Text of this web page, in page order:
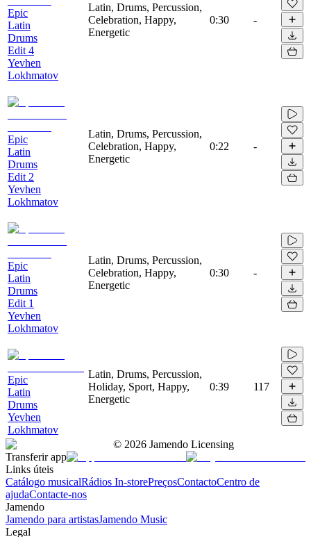
Epic
Latin
Drums
Edit 4
Yevhen
Lokhmatov
Latin, Drums, Percussion,
Celebration, Happy,
Energetic
0:30 -
Epic
Latin
Drums
Edit 2
Yevhen
Lokhmatov
Latin, Drums, Percussion,
Celebration, Happy,
Energetic
0:22 -
Epic
Latin
Drums
Edit 1
Yevhen
Lokhmatov
Latin, Drums, Percussion,
Celebration, Happy,
Energetic
0:30 -
Epic
Latin
Drums
Yevhen
Lokhmatov
Latin, Drums, Percussion,
Holiday, Sport, Happy,
Energetic
0:39 117
© 2026 Jamendo Licensing
Transferir app
Links úteis
Catálogo musicalRádios In-storePreçosContactoCentro de
ajudaContacte-nos
Jamendo
Jamendo para artistasJamendo Music
Legal